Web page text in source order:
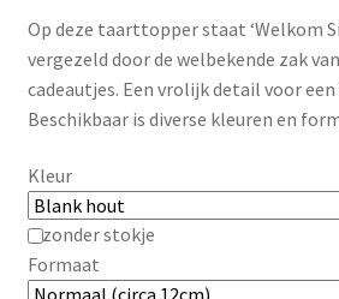
Maatwerk
Zoeken
naar:
Op deze taarttopper staat ‘Welkom
vergezeld door de welbekende zak
cadeautjes. Een vrolijk detail voor
Beschikbaar is diverse kleuren en
Kleur
zonder stokje
Formaat